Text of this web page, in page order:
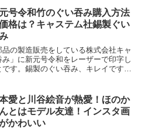
号令和竹のぐい吞み購入方法
格は？キャステム社錫製ぐい
の製造販売をしている株式会社キャ
」に新元号令和をレーザーで印字し
す。錫製のぐい吞み、キレイですよ
愛と川谷絵音が熱愛！ほのか
とはモデル友達！インスタ画
かわいい